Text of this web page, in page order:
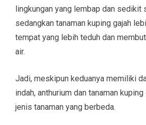
lingkungan yang lembap dan sedikit
sedangkan tanaman kuping gajah
tempat yang lebih teduh dan
air.
Jadi, meskipun keduanya memiliki
indah, anthurium dan tanaman
jenis tanaman yang berbeda.